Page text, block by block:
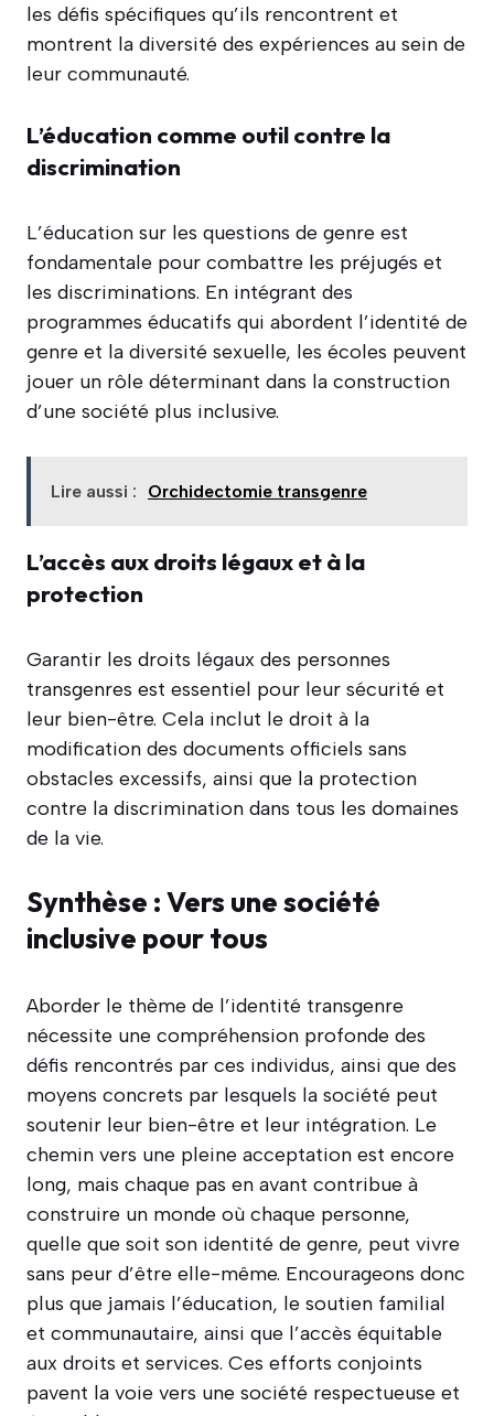
les défis spécifiques qu’ils rencontrent et
montrent la diversité des expériences au sein de
leur communauté.
L’éducation comme outil contre la
discrimination
L’éducation sur les questions de genre est
fondamentale pour combattre les préjugés et
les discriminations. En intégrant des
programmes éducatifs qui abordent l’identité de
genre et la diversité sexuelle, les écoles peuvent
jouer un rôle déterminant dans la construction
d’une société plus inclusive.
Lire aussi : Orchidectomie transgenre
L’accès aux droits légaux et à la
protection
Garantir les droits légaux des personnes
transgenres est essentiel pour leur sécurité et
leur bien-être. Cela inclut le droit à la
modification des documents officiels sans
obstacles excessifs, ainsi que la protection
contre la discrimination dans tous les domaines
de la vie.
Synthèse : Vers une société
inclusive pour tous
Aborder le thème de l’identité transgenre
nécessite une compréhension profonde des
défis rencontrés par ces individus, ainsi que des
moyens concrets par lesquels la société peut
soutenir leur bien-être et leur intégration. Le
chemin vers une pleine acceptation est encore
long, mais chaque pas en avant contribue à
construire un monde où chaque personne,
quelle que soit son identité de genre, peut vivre
sans peur d’être elle-même. Encourageons donc
plus que jamais l’éducation, le soutien familial
et communautaire, ainsi que l’accès équitable
aux droits et services. Ces efforts conjoints
pavent la voie vers une société respectueuse et